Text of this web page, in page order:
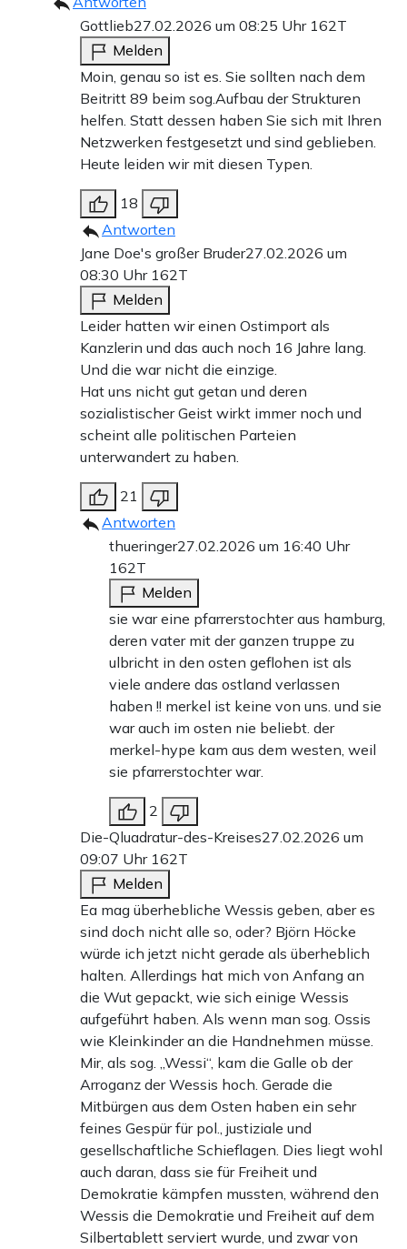
Gottlieb27.02.2026 um 08:25 Uhr 162T
Melden
Moin, genau so ist es. Sie sollten nach dem
Beitritt 89 beim sog.Aufbau der Strukturen
helfen. Statt dessen haben Sie sich mit Ihren
Netzwerken festgesetzt und sind geblieben.
Heute leiden wir mit diesen Typen.
18
Antworten
Jane Doe's großer Bruder27.02.2026 um
08:30 Uhr 162T
Melden
Leider hatten wir einen Ostimport als
Kanzlerin und das auch noch 16 Jahre lang.
Und die war nicht die einzige.
Hat uns nicht gut getan und deren
sozialistischer Geist wirkt immer noch und
scheint alle politischen Parteien
unterwandert zu haben.
21
Antworten
thueringer27.02.2026 um 16:40 Uhr
162T
Melden
sie war eine pfarrerstochter aus hamburg,
deren vater mit der ganzen truppe zu
ulbricht in den osten geflohen ist als
viele andere das ostland verlassen
haben !! merkel ist keine von uns. und sie
war auch im osten nie beliebt. der
merkel-hype kam aus dem westen, weil
sie pfarrerstochter war.
2
Die-Qluadratur-des-Kreises27.02.2026 um
09:07 Uhr 162T
Melden
Ea mag überhebliche Wessis geben, aber es
sind doch nicht alle so, oder? Björn Höcke
würde ich jetzt nicht gerade als überheblich
halten. Allerdings hat mich von Anfang an
die Wut gepackt, wie sich einige Wessis
aufgeführt haben. Als wenn man sog. Ossis
wie Kleinkinder an die Handnehmen müsse.
Mir, als sog. „Wessi“, kam die Galle ob der
Arroganz der Wessis hoch. Gerade die
Mitbürgen aus dem Osten haben ein sehr
feines Gespür für pol., justiziale und
gesellschaftliche Schieflagen. Dies liegt wohl
auch daran, dass sie für Freiheit und
Demokratie kämpfen mussten, während den
Wessis die Demokratie und Freiheit auf dem
Silbertablett serviert wurde, und zwar von